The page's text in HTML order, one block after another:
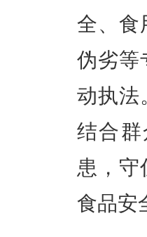
全、食
伪劣等
动执法
结合
患，守
食品安